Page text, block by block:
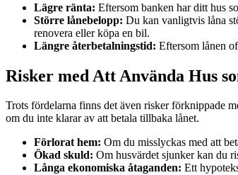
Lägre ränta: Eftersom banken har ditt hus
Större lånebelopp: Du kan vanligtvis låna
renovera eller köpa en bil.
Längre återbetalningstid: Eftersom lånen
Risker med Att Använda Hus
Trots fördelarna finns det även risker förknippade
om du inte klarar av att betala tillbaka lånet.
Förlorat hem: Om du misslyckas med att
Ökad skuld: Om husvärdet sjunker kan du
Långa ekonomiska åtaganden: Ett